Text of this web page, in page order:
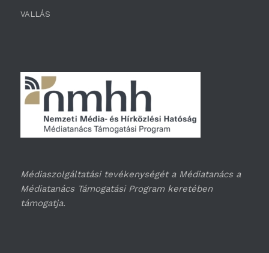
VALLÁS
Médiaszolgáltatási tevékenységét a Médiatanács a
Médiatanács Támogatási Program keretében
támogatja.